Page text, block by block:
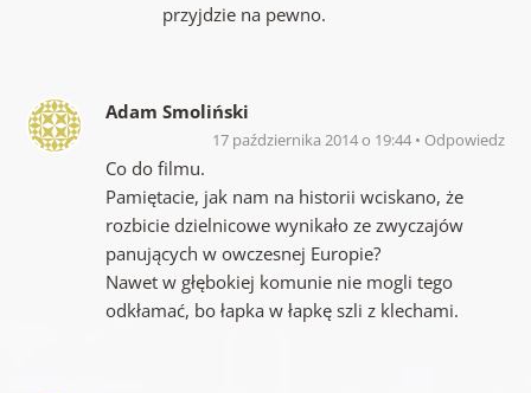
przyjdzie na pewno.
Adam Smoliński
17 października 2014 o 19:44 Odpowiedz
Co do filmu.
Pamiętacie, jak nam na historii wciskano, że
rozbicie dzielnicowe wynikało ze zwyczajów
panujących w owczesnej Europie?
Nawet w głębokiej komunie nie mogli tego
odkłamać, bo łapka w łapkę szli z klechami.